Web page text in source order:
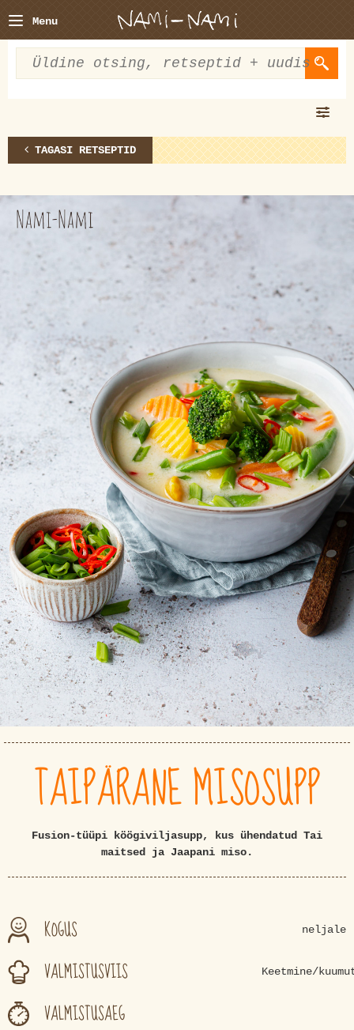
Menu
TAGASI RETSEPTID
TAIPÄRANE MISOSUPP
Fusion-tüüpi köögiviljasupp, kus ühendatud Tai
maitsed ja Jaapani miso.
KOGUS neljale
VALMISTUSVIIS Keetmine/
VALMISTUSAEG